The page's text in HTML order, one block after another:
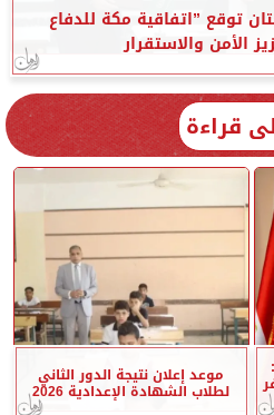
توقع ”اتفاقية مكة للدفاع
الأمن والاستقرار
قراءة
موعد إعلان نتيجة الدور الثاني
لطلاب الشهادة الإعدادية 2026